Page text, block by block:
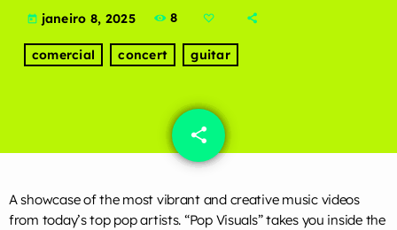
Categories
Artists
Highlights
today janeiro 8, 2025 8
comercial concert guitar
share
email
A showcase of the most vibrant and creative music videos
from today’s top pop artists. “Pop Visuals” takes you inside the